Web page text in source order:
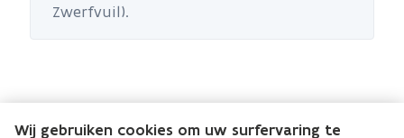
Zwerfvuil).
Wij gebruiken cookies om uw surfervaring te